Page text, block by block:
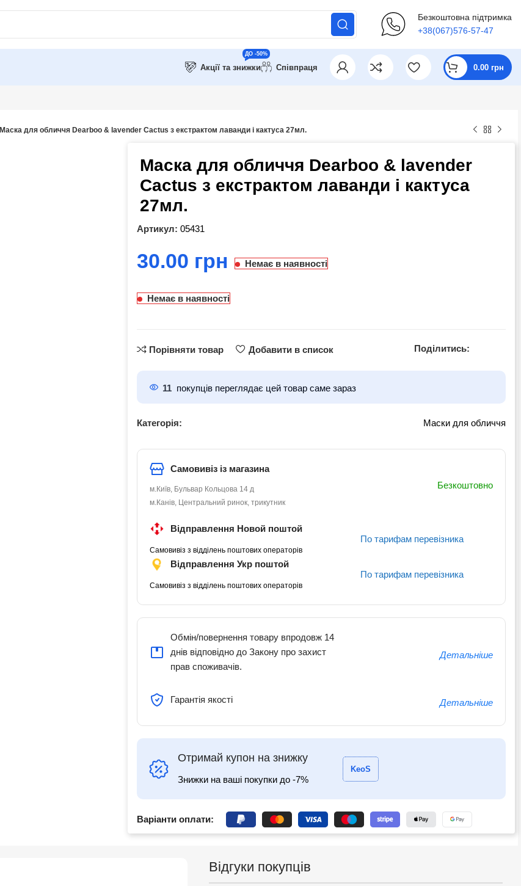
Безкоштовна підтримка
+38(067)576-57-47
Акції та знижки
ДО -50%
Співпраця 0.00 грн
Маска для обличчя Dearboo & lavender Cactus з екстрактом лаванди і кактуса 27мл.
Маска для обличчя Dearboo & lavender
Cactus з екстрактом лаванди і кактуса
27мл.
Артикул: 05431
грн Немає в наявності
Немає в наявності
Порівняти товар Добавити в список Поділитись:
11 покупців переглядає цей товар саме зараз
Категорія: Маски для обличчя
Самовивіз із магазина
м.Київ, Бульвар Кольцова 14 д
м.Канів, Центральний ринок, трикутник
Безкоштовно
Відправлення Новой поштой
Самовивіз з відділень поштових операторів
По тарифам перевізника
Відправлення Укр поштой
Самовивіз з відділень поштових операторів
По тарифам перевізника
Обмін/повернення товару впродовж 14
днів відповідно до Закону про захист
прав споживачів.
Детальніше
Гарантія якості Детальніше
Отримай купон на знижку
Знижки на ваші покупки до -7%
KeoS
Варіанти оплати:
Відгуки покупців